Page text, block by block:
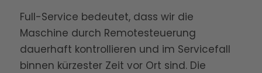
Full-Service bedeutet, dass wir die
Maschine durch Remotesteuerung
dauerhaft kontrollieren und im Servicefall
binnen kürzester Zeit vor Ort sind. Die